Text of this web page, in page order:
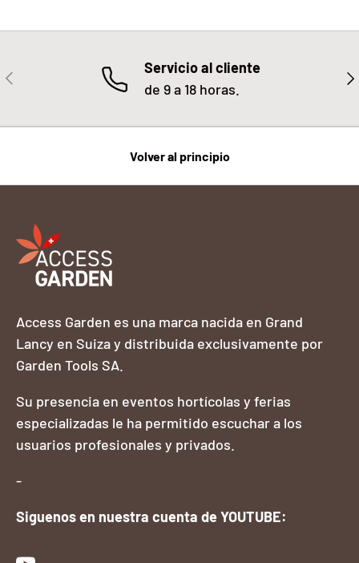
ANTERIOR
Servicio al cliente
de 9 a 18 horas.
Volver al principio
Access Garden es una marca nacida en Grand
Lancy en Suiza y distribuida exclusivamente por
Garden Tools SA.
Su presencia en eventos hortícolas y ferias
especializadas le ha permitido escuchar a los
usuarios profesionales y privados.
-
Siguenos en nuestra cuenta de YOUTUBE: